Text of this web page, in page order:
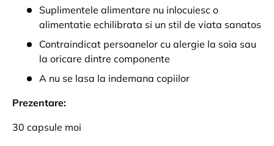
Suplimentele alimentare nu inlocuiesc o
alimentatie echilibrata si un stil de viata sanatos
Contraindicat persoanelor cu alergie la soia sau
la oricare dintre componente
A nu se lasa la indemana copiilor
Prezentare:
30 capsule moi